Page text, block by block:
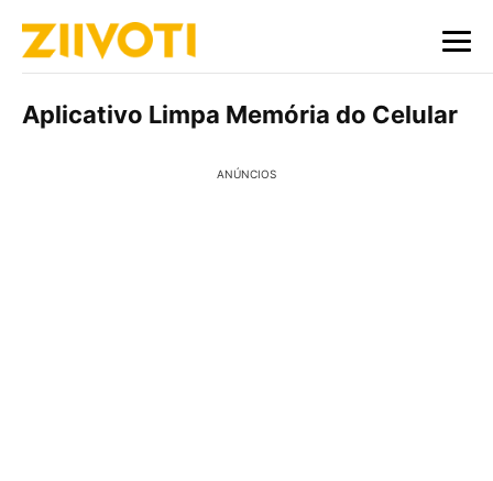
Aplicativo Limpa Memória do Celular
ANÚNCIOS